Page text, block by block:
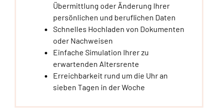
Übermittlung oder Änderung Ihrer
persönlichen und beruflichen Daten
Schnelles Hochladen von Dokumenten
oder Nachweisen
Einfache Simulation Ihrer zu
erwartenden Altersrente
Erreichbarkeit rund um die Uhr an
sieben Tagen in der Woche